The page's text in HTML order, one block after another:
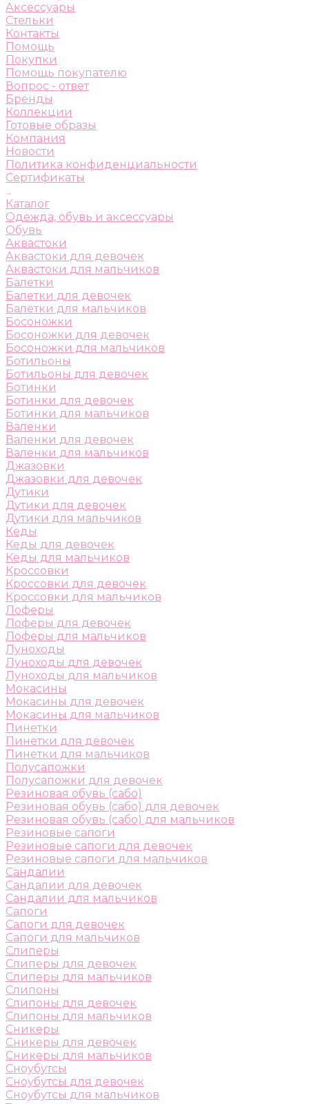
Аксессуары
Стельки
Контакты
Помощь
Покупки
Помощь покупателю
Вопрос - ответ
Бренды
Коллекции
Готовые образы
Компания
Новости
Политика конфиденциальности
Сертификаты
...
Каталог
Одежда, обувь и аксессуары
Обувь
Аквастоки
Аквастоки для девочек
Аквастоки для мальчиков
Балетки
Балетки для девочек
Балетки для мальчиков
Босоножки
Босоножки для девочек
Босоножки для мальчиков
Ботильоны
Ботильоны для девочек
Ботинки
Ботинки для девочек
Ботинки для мальчиков
Валенки
Валенки для девочек
Валенки для мальчиков
Джазовки
Джазовки для девочек
Дутики
Дутики для девочек
Дутики для мальчиков
Кеды
Кеды для девочек
Кеды для мальчиков
Кроссовки
Кроссовки для девочек
Кроссовки для мальчиков
Лоферы
Лоферы для девочек
Лоферы для мальчиков
Луноходы
Луноходы для девочек
Луноходы для мальчиков
Мокасины
Мокасины для девочек
Мокасины для мальчиков
Пинетки
Пинетки для девочек
Пинетки для мальчиков
Полусапожки
Полусапожки для девочек
Резиновая обувь (сабо)
Резиновая обувь (сабо) для девочек
Резиновая обувь (сабо) для мальчиков
Резиновые сапоги
Резиновые сапоги для девочек
Резиновые сапоги для мальчиков
Сандалии
Сандалии для девочек
Сандалии для мальчиков
Сапоги
Сапоги для девочек
Сапоги для мальчиков
Слиперы
Слиперы для девочек
Слиперы для мальчиков
Слипоны
Слипоны для девочек
Слипоны для мальчиков
Сникеры
Сникеры для девочек
Сникеры для мальчиков
Сноубутсы
Сноубутсы для девочек
Сноубутсы для мальчиков